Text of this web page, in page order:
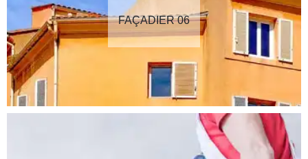
FAÇADIER 06